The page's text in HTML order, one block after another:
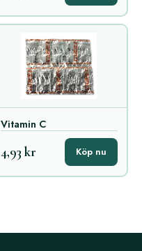
Vitamin C
4,93 kr Köp nu